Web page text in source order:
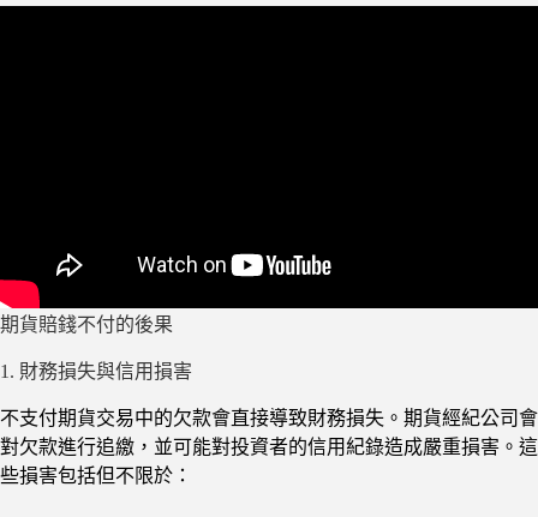
期貨賠錢不付的後果
1. 財務損失與信用損害
不支付期貨交易中的欠款會直接導致財務損失。期貨經紀公司會
對欠款進行追繳，並可能對投資者的信用紀錄造成嚴重損害。這
些損害包括但不限於：